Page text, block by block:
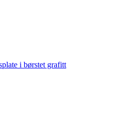
i børstet grafitt